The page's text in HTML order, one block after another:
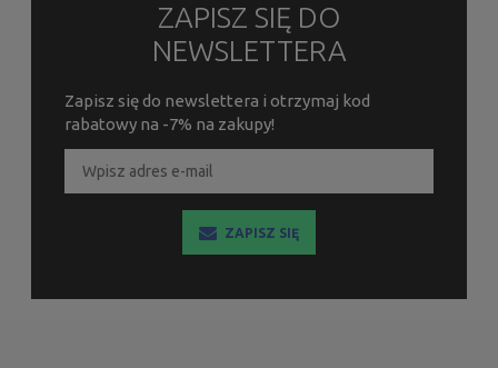
ZAPISZ SIĘ DO
NEWSLETTERA
Zapisz się do newslettera i otrzymaj kod
rabatowy na -7% na zakupy!
ZAPISZ SIĘ